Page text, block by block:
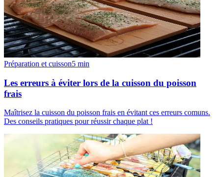
Préparation et cuisson5 min
Les erreurs à éviter lors de la cuisson du poisson
frais
Maîtrisez la cuisson du poisson frais en évitant ces erreurs comuns.
Des conseils pratiques pour réussir chaque plat !